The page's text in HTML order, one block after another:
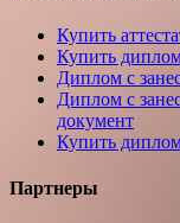
Купить
Купить
Диплом с
Диплом с
документ
Купить
Партнеры